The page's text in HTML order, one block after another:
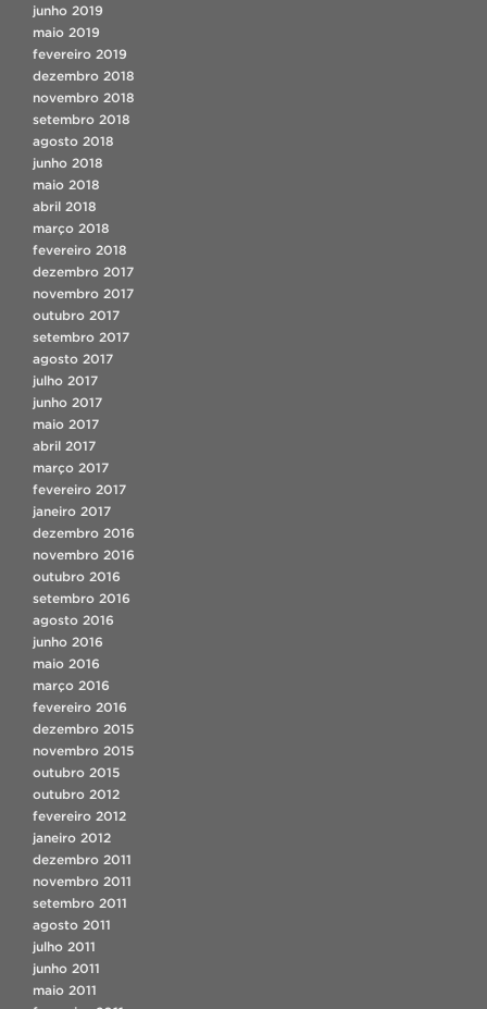
junho 2019
maio 2019
fevereiro 2019
dezembro 2018
novembro 2018
setembro 2018
agosto 2018
junho 2018
maio 2018
abril 2018
março 2018
fevereiro 2018
dezembro 2017
novembro 2017
outubro 2017
setembro 2017
agosto 2017
julho 2017
junho 2017
maio 2017
abril 2017
março 2017
fevereiro 2017
janeiro 2017
dezembro 2016
novembro 2016
outubro 2016
setembro 2016
agosto 2016
junho 2016
maio 2016
março 2016
fevereiro 2016
dezembro 2015
novembro 2015
outubro 2015
outubro 2012
fevereiro 2012
janeiro 2012
dezembro 2011
novembro 2011
setembro 2011
agosto 2011
julho 2011
junho 2011
maio 2011